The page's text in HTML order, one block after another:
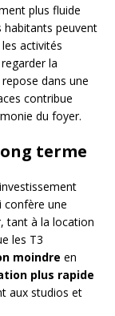
plus fluide
habitants peuvent
activités
la
dans une
contribue
du foyer.
terme
confère une
tant à la location
les T3
moindre en
plus rapide
aux studios et